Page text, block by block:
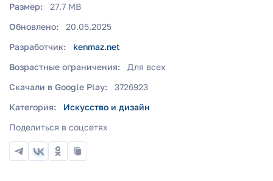
Размер:
27.7 MB
Обновлено:
20.05.2025
Разработчик:
kenmaz.net
Возрастные ограничения:
Для всех
Скачали в Google Play:
3726923
Категория:
Искусство и дизайн
Поделиться в соцсетях